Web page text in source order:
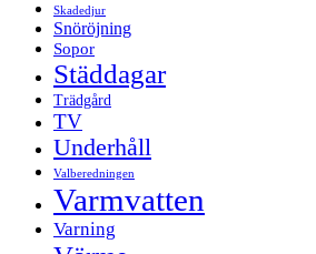
Skadedjur
Snöröjning
Sopor
Städdagar
Trädgård
TV
Underhåll
Valberedningen
Varmvatten
Varning